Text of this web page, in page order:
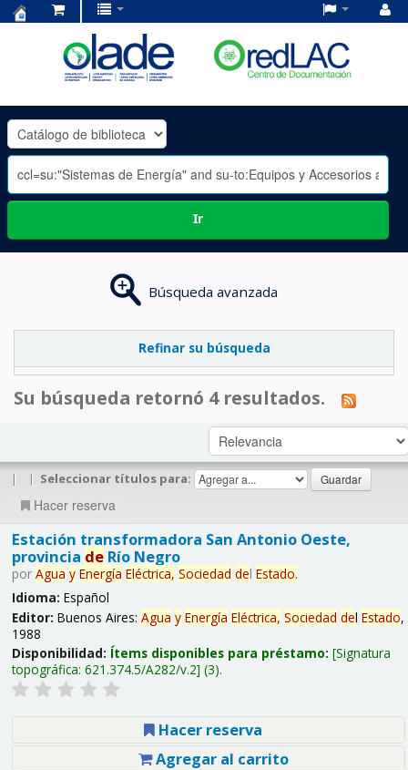
OLADE
-
Ir
Búsqueda avanzada
Refinar su búsqueda
Su búsqueda retornó 4 resultados.
| | Seleccionar títulos para:
Hacer reserva
Estación transformadora San Antonio Oeste,
provincia deRío Negro
por Agua y Energía Eléctrica, Sociedad del Estado.
Idioma: Español
Editor: Buenos Aires: Agua y Energía Eléctrica, Sociedad del Estado,
1988
Disponibilidad: Ítems disponibles para préstamo: Signatura
topográfica: 621.374.5/A282/v.2 (3).
Hacer reserva
Agregar al carrito